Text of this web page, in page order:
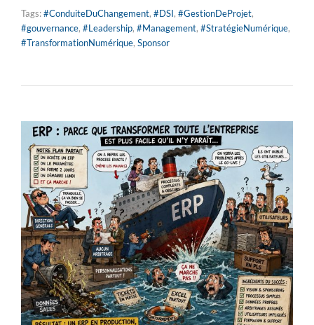
Tags:#ConduiteDuChangement, #DSI, #GestionDeProjet,
#gouvernance, #Leadership, #Management, #StratégieNumérique,
#TransformationNumérique, Sponsor